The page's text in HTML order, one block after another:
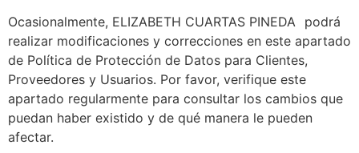
Ocasionalmente, ELIZABETH CUARTAS PINEDA podrá
realizar modificaciones y correcciones en este apartado
de Política de Protección de Datos para Clientes,
Proveedores y Usuarios. Por favor, verifique este
apartado regularmente para consultar los cambios que
puedan haber existido y de qué manera le pueden
afectar.